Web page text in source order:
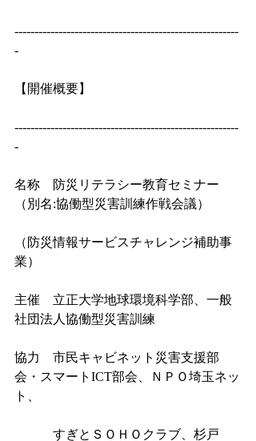
--------------------------------------------------------
-
【開催概要】
--------------------------------------------------------
-
名称　防災リテラシー教育セミナー
（別名:協働型災害訓練作戦会議）
（防災情報サービスチャレンジ補助事
業）
主催　立正大学地球環境科学部、一般
社団法人協働型災害訓練
協力　市民キャビネット災害支援部
会・スマートICT部会、ＮＰＯ埼玉ネッ
ト、
すぎとＳＯＨＯクラブ、杉戸